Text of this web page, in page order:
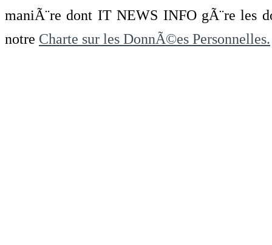
maniÃ¨re dont IT NEWS INFO gÃ¨re les
notre Charte sur les DonnÃ©es Personnelles.